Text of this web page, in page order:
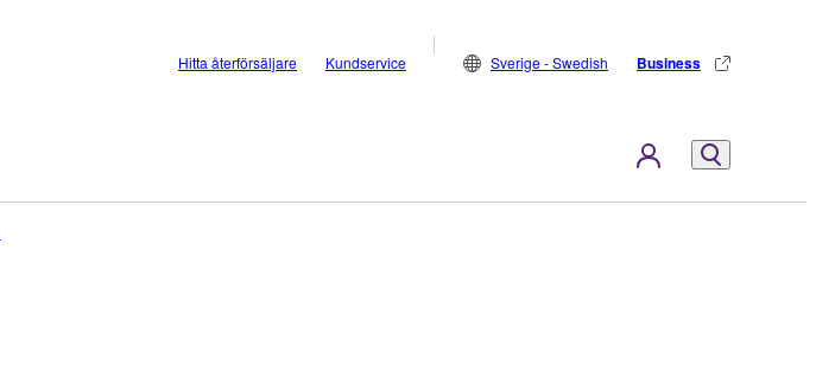
Hitta återförsäljare Kundservice Sverige - Swedish Business